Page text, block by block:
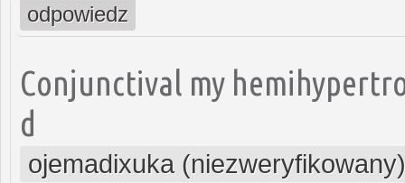
odpowiedz
Conjunctival my
d
ojemadixuka (niezweryfikowany)